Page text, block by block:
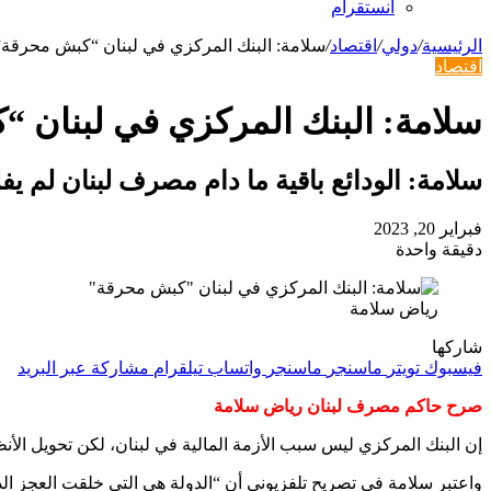
انستقرام
الرئيسية/دولي/ اقتصاد/سلامة: البنك المركزي في لبنان “كبش
اقتصاد
سلامة: البنك المركزي في
سلامة: الودائع باقية ما دام مصرف لبنان لم
فبراير 20, 2023
دقيقة واحدة
رياض سلامة
شاركها
فيسبوك تويتر ماسنجر ماسنجر واتساب تيلقرام مشاركة عبر البريد
صرح حاكم مصرف لبنان رياض سلامة
إن البنك المركزي ليس سبب الأزمة المالية في لبنان، لكن تحويل
واعتبر سلامة في تصريح تلفزيوني أن “الدولة هي التي خلقت